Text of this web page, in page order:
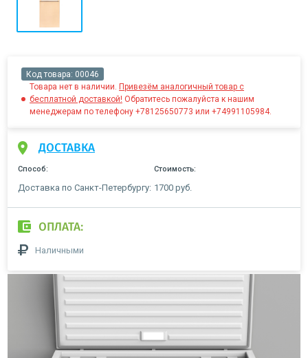
Код товара: 00046
Товара нет в наличии. Привезём аналогичный товар с
бесплатной доставкой! Обратитесь пожалуйста к нашим
менеджерам по телефону +78125650773 или +74991105984.
ДОСТАВКА
Способ: Стоимость:
Доставка по Санкт-Петербургу: 1700 руб.
ОПЛАТА:
Наличными